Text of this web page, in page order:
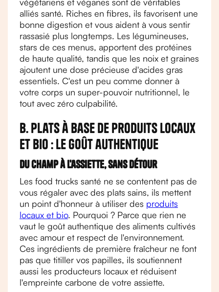
alliés santé. Riches en fibres, ils favorisent une
bonne digestion et vous aident à vous sentir
rassasié plus longtemps. Les légumineuses,
stars de ces menus, apportent des protéines
de haute qualité, tandis que les noix et graines
ajoutent une dose précieuse d'acides gras
essentiels. C'est un peu comme donner à
votre corps un super-pouvoir nutritionnel, le
tout avec zéro culpabilité.
B. Plats à base de produits locaux
et bio : le goût authentique
Du champ à l'assiette, sans détour
Les food trucks santé ne se contentent pas de
vous régaler avec des plats sains, ils mettent
un point d'honneur à utiliser des produits
locaux et bio. Pourquoi ? Parce que rien ne
vaut le goût authentique des aliments cultivés
avec amour et respect de l'environnement.
Ces ingrédients de première fraîcheur ne font
pas que titiller vos papilles, ils soutiennent
aussi les producteurs locaux et réduisent
l'empreinte carbone de votre assiette.